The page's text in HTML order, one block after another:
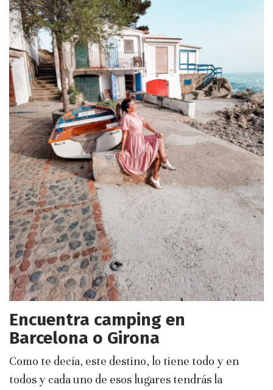
Encuentra camping en
Barcelona o Girona
Como te decía, este destino, lo tiene todo y en
todos y cada uno de esos lugares tendrás la